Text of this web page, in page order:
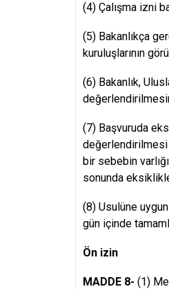
(4) Çalışma izni
(5) Bakanlıkça
kuruluşlarının
(6) Bakanlık,
(7) Başvuruda
değerlendirilmesi
bir sebebin
sonunda
(8) Usulüne
gün içinde
Ön izin
MADDE 8- (1)